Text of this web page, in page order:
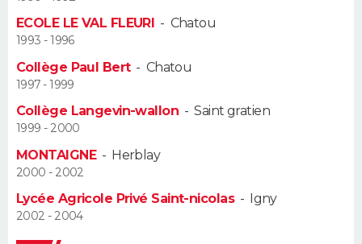
Alimentation
Guide de la santé
Maladies
Médicaments
Sommeil
VOYAGE
Destinations
City break
Voyage nature
Voyage de noces
Forum
Climat
+
PHOTO
GUIDES D'ACHAT
BONS PLANS
Carte de Noël
Carte Bonne année
Carte Saint-Valentin
Carte Pâques
Carte d'anniversaire
ECOLE LE VAL FLEURI - Chatou
1993 - 1996
Collège Paul Bert- Chatou
1997 - 1999
Collège Langevin-wallon -Saint gratien
1999 - 2000
MONTAIGNE- Herblay
2000 - 2002
Lycée Agricole Privé Saint-nicolas- Igny
2002 - 2004